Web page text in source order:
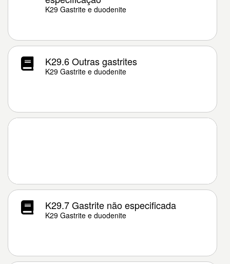
K29 Gastrite e duodenite
K29.6 Outras gastrites
K29 Gastrite e duodenite
K29.7 Gastrite não especificada
K29 Gastrite e duodenite